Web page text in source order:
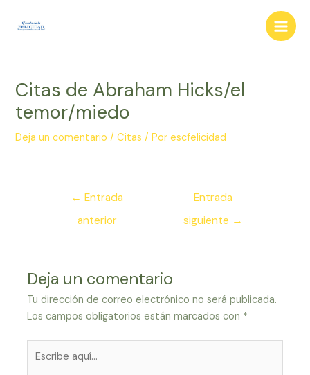
Main
Citas de Abraham Hicks/el
temor/miedo
Deja un comentario /Citas / Porescfelicidad
Navegación
entradas
← Entrada
anterior
Entrada
siguiente →
Deja un comentario
Tu dirección de correo electrónico no será publicada.
Los campos obligatorios están marcados con *
aquí...